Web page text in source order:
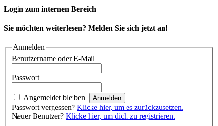
Login zum internen Bereich
Sie möchten weiterlesen? Melden Sie sich jetzt an!
Anmelden
Benutzername oder E-Mail
Passwort
Angemeldet bleiben
Passwort vergessen? Klicke hier, um es zurückzusetzen.
Neuer Benutzer? Klicke hier, um dich zu registrieren.